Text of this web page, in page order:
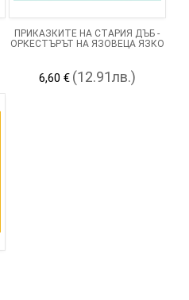
ПРИКАЗКИТЕ НА СТАРИЯ ДЪБ -
ОРКЕСТЪРЪТ НА ЯЗОВЕЦА ЯЗКО
6,60 € (12.91лв.)